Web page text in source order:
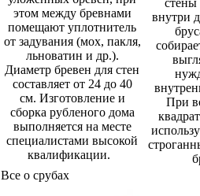
этом между бревнами
помещают уплотнитель
от задувания (мох, пакля,
льноватин и др.).
Диаметр бревен для стен
составляет от 24 до 40
см. Изготовление и
сборка рубленого дома
выполняется на месте
специалистами высокой
квалификации.
внутри
При
Все о срубах